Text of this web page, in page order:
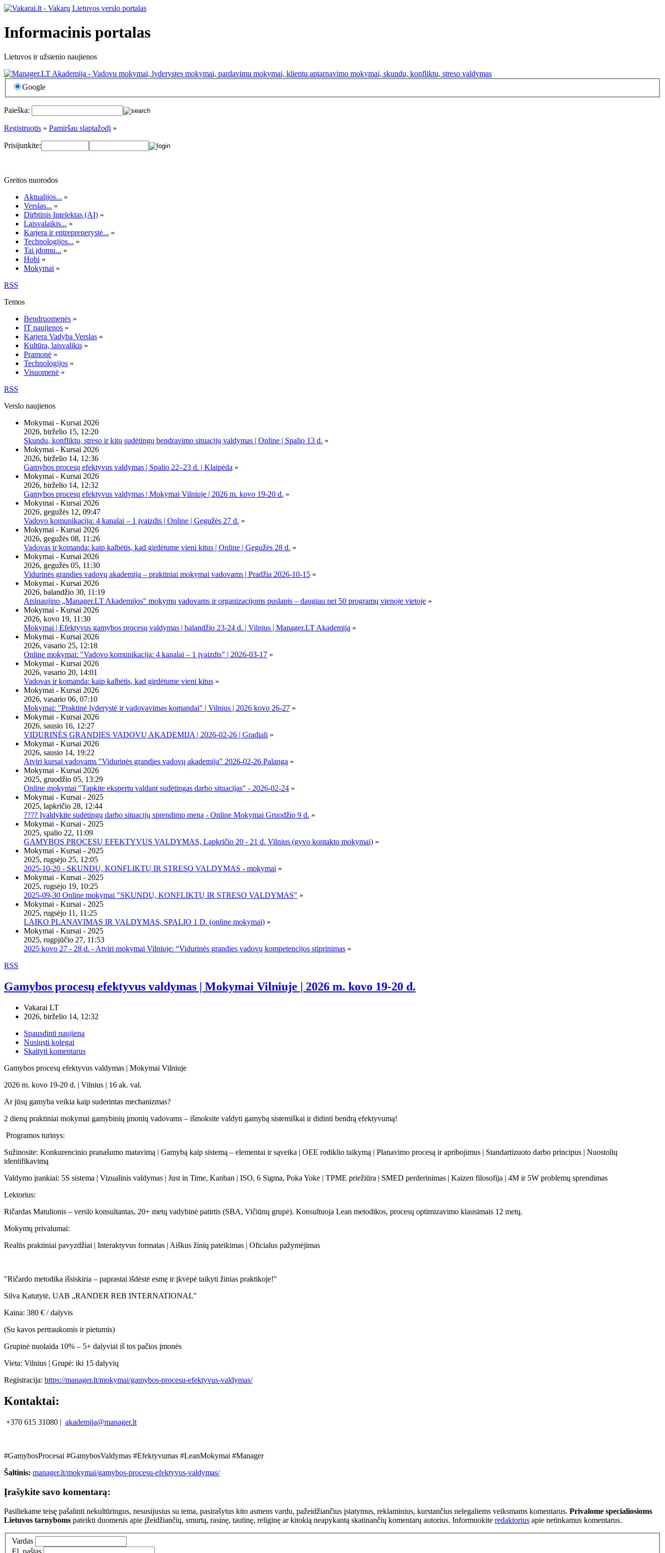
Informacinis portalas
Lietuvos ir užsienio naujienos
Google
Paieška:
Registruotis » Pamiršau slaptažodį »
Prisijunkite:
Greitos nuorodos
Aktualijos... »
Verslas... »
Dirbtinis Intelektas (AI) »
Laisvalaikis... »
Karjera ir entreprenerystė... »
Technologijos... »
Tai įdomu... »
Hobi »
Mokymai »
RSS
Temos
Bendruomenės »
IT naujienos »
Karjera Vadyba Verslas »
Kultūra, laisvalikis »
Pramonė »
Technologijos »
Visuomenė »
RSS
Verslo naujienos
Mokymai - Kursai 2026
2026, birželio 15, 12:20
Skundų, konfliktų, streso ir kitų sudėtingų bendravimo situacijų valdymas | Online | Spalio 13 d. »
Mokymai - Kursai 2026
2026, birželio 14, 12:36
Gamybos procesų efektyvus valdymas | Spalio 22–23 d. | Klaipėda »
Mokymai - Kursai 2026
2026, birželio 14, 12:32
Gamybos procesų efektyvus valdymas | Mokymai Vilniuje | 2026 m. kovo 19-20 d. »
Mokymai - Kursai 2026
2026, gegužės 12, 09:47
Vadovo komunikacija: 4 kanalai – 1 įvaizdis | Online | Gegužės 27 d. »
Mokymai - Kursai 2026
2026, gegužės 08, 11:26
Vadovas ir komanda: kaip kalbėtis, kad girdėtume vieni kitus | Online | Gegužės 28 d. »
Mokymai - Kursai 2026
2026, gegužės 05, 11:30
Vidurinės grandies vadovų akademija – praktiniai mokymai vadovams | Pradžia 2026-10-15 »
Mokymai - Kursai 2026
2026, balandžio 30, 11:19
Atsinaujino „Manager.LT Akademijos" mokymų vadovams ir organizacijoms puslapis – daugiau nei 50 programų vienoje vietoje »
Mokymai - Kursai 2026
2026, kovo 19, 11:30
Mokymai | Efektyvus gamybos procesų valdymas | balandžio 23-24 d. | Vilnius | Manager.LT Akademija »
Mokymai - Kursai 2026
2026, vasario 25, 12:18
Online mokymai: "Vadovo komunikacija: 4 kanalai – 1 įvaizdis" | 2026-03-17 »
Mokymai - Kursai 2026
2026, vasario 20, 14:01
Vadovas ir komanda: kaip kalbėtis, kad girdėtume vieni kitus »
Mokymai - Kursai 2026
2026, vasario 06, 07:10
Mokymai: "Praktinė lyderystė ir vadovavimas komandai" | Vilnius | 2026 kovo 26-27 »
Mokymai - Kursai 2026
2026, sausio 16, 12:27
VIDURINĖS GRANDIES VADOVŲ AKADEMIJA | 2026-02-26 | Gradiali »
Mokymai - Kursai 2026
2026, sausio 14, 19:22
Atviri kursai vadovams "Vidurinės grandies vadovų akademija" 2026-02-26 Palanga »
Mokymai - Kursai 2026
2025, gruodžio 05, 13:29
Online mokymai "Tapkite ekspertu valdant sudėtingas darbo situacijas" - 2026-02-24 »
Mokymai - Kursai - 2025
2025, lapkričio 28, 12:44
???? Įvaldykite sudėtingų darbo situacijų sprendimo meną - Online Mokymai Gruodžio 9 d. »
Mokymai - Kursai - 2025
2025, spalio 22, 11:09
GAMYBOS PROCESŲ EFEKTYVUS VALDYMAS, Lapkričio 20 - 21 d. Vilnius (gyvo kontakto mokymai) »
Mokymai - Kursai - 2025
2025, rugsėjo 25, 12:05
2025-10-20 - SKUNDŲ, KONFLIKTŲ IR STRESO VALDYMAS - mokymai »
Mokymai - Kursai - 2025
2025, rugsėjo 19, 10:25
2025-09-30 Online mokymai "SKUNDŲ, KONFLIKTŲ IR STRESO VALDYMAS" »
Mokymai - Kursai - 2025
2025, rugsėjo 11, 11:25
LAIKO PLANAVIMAS IR VALDYMAS, SPALIO 1 D. (online mokymai) »
Mokymai - Kursai - 2025
2025, rugpjūčio 27, 11:53
2025 kovo 27 - 28 d. - Atviri mokymai Vilniuje: “Vidurinės grandies vadovų kompetencijos stiprinimas »
RSS
Gamybos procesų efektyvus valdymas | Mokymai Vilniuje | 2026 m. kovo 19-20 d.
Vakarai LT
2026, birželio 14, 12:32
Spausdinti naujieną
Nusiųsti kolegai
Skaityti komentarus
Gamybos procesų efektyvus valdymas | Mokymai Vilniuje
2026 m. kovo 19-20 d. | Vilnius | 16 ak. val.
Ar jūsų gamyba veikia kaip suderintas mechanizmas?
2 dienų praktiniai mokymai gamybinių įmonių vadovams – išmoksite valdyti gamybą sistemiškai ir didinti bendrą efektyvumą!
Programos turinys:
Sužinosite: Konkurencinio pranašumo matavimą | Gamybą kaip sistemą – elementai ir sąveika | OEE rodiklio taikymą | Planavimo procesą ir apribojimus | Standartizuoto darbo principus | Nuostolių
identifikavimą
Valdymo įrankiai: 5S sistema | Vizualinis valdymas | Just in Time, Kanban | ISO, 6 Sigma, Poka Yoke | TPME priežiūra | SMED perderinimas | Kaizen filosofija | 4M ir 5W problemų sprendimas
Lektorius:
Ričardas Matulionis – verslo konsultantas, 20+ metų vadybinė patirtis (SBA, Vičiūnų grupė). Konsultuoja Lean metodikos, procesų optimizavimo klausimais 12 metų.
Mokymų privalumai:
Realūs praktiniai pavyzdžiai | Interaktyvus formatas | Aiškus žinių pateikimas | Oficialus pažymėjimas
"Ričardo metodika išsiskiria – paprastai išdėstė esmę ir įkvėpė taikyti žinias praktikoje!"
Silva Katutytė, UAB „RANDER REB INTERNATIONAL"
Kaina: 380 € / dalyvis
(Su kavos pertraukomis ir pietumis)
Grupinė nuolaida 10% – 5+ dalyviai iš tos pačios įmonės
Vieta: Vilnius | Grupė: iki 15 dalyvių
Registracija: https://manager.lt/mokymai/gamybos-procesu-efektyvus-valdymas/
Kontaktai:
+370 615 31080 | akademija@manager.lt
#GamybosProcesai #GamybosValdymas #Efektyvumas #LeanMokymai #Manager
Šaltinis: manager.lt/mokymai/gamybos-procesu-efektyvus-valdymas/
Įrašykite savo komentarą:
Pasiliekame teisę pašalinti nekultūringus, nesusijusius su tema, pasirašytus kito asmens vardu, pažeidžiančius įstatymus, reklaminius, kurstančius nelegaliems veiksmams komentarus. Privalome specialiosioms
Lietuvos tarnyboms pateikti duomenis apie įžeidžiančių, smurtą, rasinę, tautinę, religinę ar kitokią neapykantą skatinančių komentarų autorius. Informuokite redaktorius apie netinkamus komentarus.
Vardas